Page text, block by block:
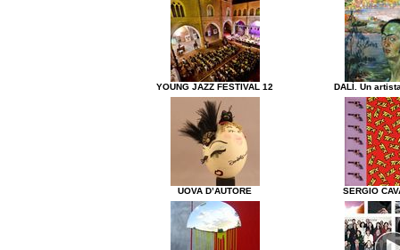
YOUNG JAZZ FESTIVAL 12 DALÌ. Un
UOVA D’AUTORE SERGIO